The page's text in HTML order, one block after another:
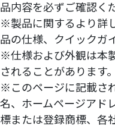
品内容を必ずご確認く
※製品に関するより詳
品の仕様、クイックガ
※仕様および外観は本
されることがあります。
※このページに記載さ
名、ホームページアド
標または登録商標、各